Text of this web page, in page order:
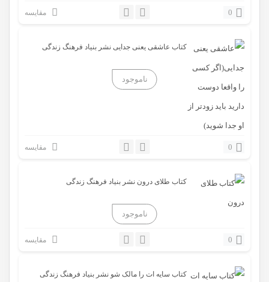
0 مقایسه
کتاب عاشقی یعنی جدایی نشر بنیاد فرهنگ زندگی
0 مقایسه
کتاب طلای درون نشر بنیاد فرهنگ زندگی
0 مقایسه
کتاب سایه ات را مالک شو نشر بنیاد فرهنگ زندگی